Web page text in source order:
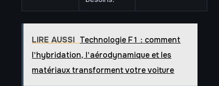
LIRE AUSSI Technologie F1 : comment
l'hybridation, l'aérodynamique et les
matériaux transforment votre voiture